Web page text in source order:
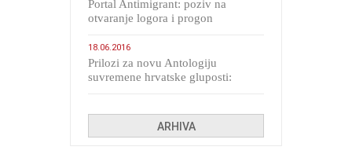
Portal Antimigrant: poziv na
otvaranje logora i progon
18.06.2016
Prilozi za novu Antologiju
suvremene hrvatske gluposti:
ARHIVA